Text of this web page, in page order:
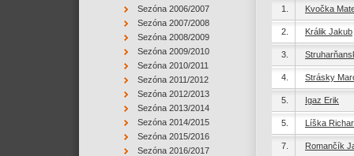
Sezóna 2006/2007
Sezóna 2007/2008
Sezóna 2008/2009
Sezóna 2009/2010
Sezóna 2010/2011
Sezóna 2011/2012
Sezóna 2012/2013
Sezóna 2013/2014
Sezóna 2014/2015
Sezóna 2015/2016
Sezóna 2016/2017
1. Kvočka
2. Králik Jakub
3.
4. Strásky
5. Igaz Erik
5. Líška
7. Romančík